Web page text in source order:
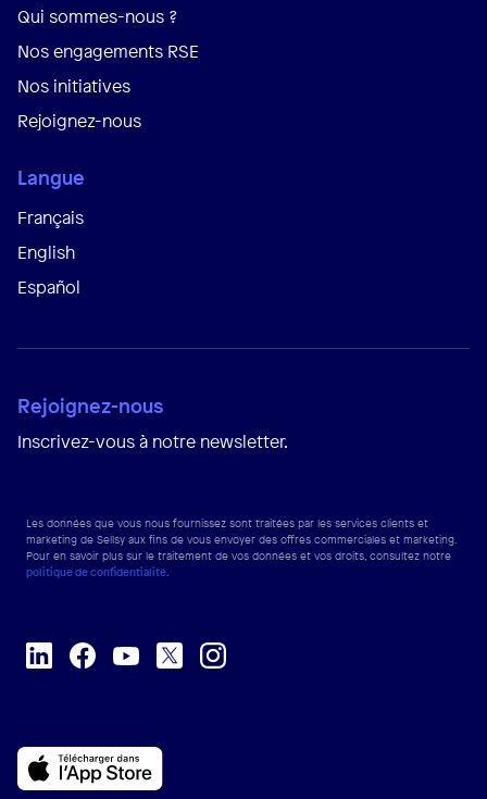
Qui sommes-nous ?
Nos engagements RSE
Nos initiatives
Rejoignez-nous
Langue
Français
English
Español
Rejoignez-nous
Inscrivez-vous à notre newsletter.
Les données que vous nous fournissez sont traitées par les services clients et
marketing de Sellsy aux fins de vous envoyer des offres commerciales et marketing.
Pour en savoir plus sur le traitement de vos données et vos droits, consultez notre
politique de confidentialité.